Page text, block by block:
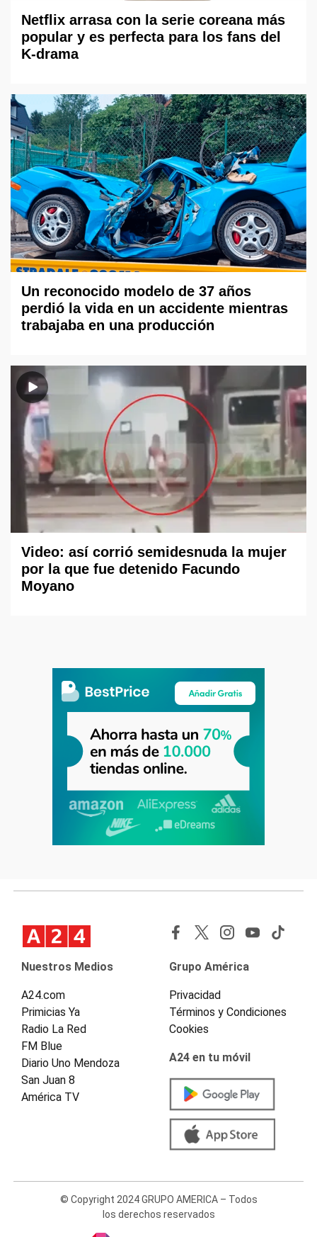
Netflix arrasa con la serie coreana más
popular y es perfecta para los fans del
K-drama
Un reconocido modelo de 37 años
perdió la vida en un accidente mientras
trabajaba en una producción
Video: así corrió semidesnuda la mujer
por la que fue detenido Facundo
Moyano
Nuestros Medios
A24.com
Primicias Ya
Radio La Red
FM Blue
Diario Uno Mendoza
San Juan 8
América TV
Grupo América
Privacidad
Términos y Condiciones
Cookies
A24 en tu móvil
© Copyright 2024 GRUPO AMERICA – Todos
los derechos reservados